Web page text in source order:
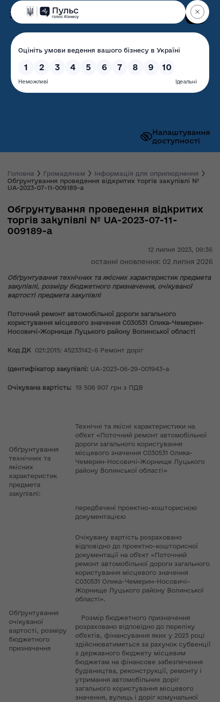
Налаштування
доступності
Волинська обласна
державна адміністрація
Головна Громадянам
Інформація для оприлюднення
Обгрунтування проведення відкритих торгів закупівлі №
UA-2023-07-11-009189-a
12 липня 2023, 09:36
останні оновлення: 02 липня 2026
Обгрунтування проведення відкритих
торгів закупівлі № UA-2023-07-11-
009189-a
Обґрунтування технічних та якісних характеристик предмета
закупівлі, розміру бюджетного призначення, очікуваної
вартості предмета закупівлі
Поточний ремонт автомобільної дороги загального
користування місцевого значення С030531 Олика-Чемерин-
Носовичі-Жорнище Луцького району Волинської області
Код ДК 021:2015: 45233142-6 Ремонт доріг
Ідентифікатор закупівлі: UA-2023-06-29-001943-a
Очікувана вартість: 19 506 907 грн з ПДВ
Обґрунтування
технічних та
якісних
характеристик
предмета
закупівлі:
Технічні та якісні характеристики на
об’єкт «Поточний ремонт автомобільної
дороги загального користування
місцевого значення С030531 Олика-
Чемерин-Носовичі-Жорнище Луцького
району Волинської області»
передбачені проектно-кошторисною
документацією
Обґрунтування
очікуваної
вартості, розміру
бюджетного
призначення
Очікувану вартість розраховано
відповідно до проектно-кошторисної
документації на об’єкт «Поточний
ремонт автомобільної дороги загального
користування місцевого значення
С030531 Олика-Чемерин-Носовичі-
Жорнище Луцького району Волинської
області».
Розмір бюджетного призначення
розраховано відповідно до переліку
об’єктів, фінансування яких у 2023 році
здійснюватиметься за рахунок субвенції
з державного бюджету місцевим
бюджетам на фінансове забезпечення
будівництва, реконструкції, ремонту і
утримання автомобільних доріг
загального користування місцевого
значення, вулиць і доріг комунальної